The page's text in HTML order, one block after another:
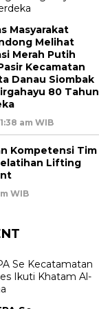
Masyarakat
Melihat
Merah Putih
Kecamatan
Danau Siombak
80 Tahun
am WIB
Kompetensi Tim
Lifting
WIB